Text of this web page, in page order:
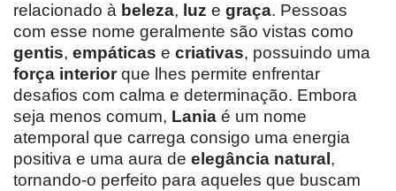
relacionado à beleza, luz e graça. Pessoas
com esse nome geralmente são vistas como
gentis, empáticas e criativas, possuindo uma
força interiorque lhes permite enfrentar
desafios com calma e determinação. Embora
seja menos comum, Lania é um nome
atemporal que carrega consigo uma energia
positiva e uma aura de elegância natural ,
tornando-o perfeito para aqueles que buscam